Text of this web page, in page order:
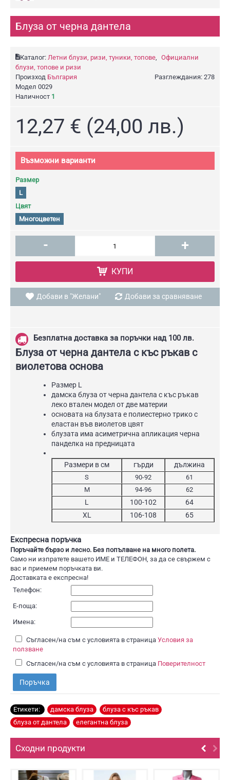
Блуза от черна дантела
Каталог: Летни блузи, ризи, туники, топове, Официални
блузи, топове и ризи
Разглеждания: 278
Произход България
Модел 0029
Наличност 1
12,27 € (24,00 лв.)
Възможни варианти
Размер
L
Цвят
Многоцветен
- +
КУПИ
Добави в "Желани" Добави за сравняване
Безплатна доставка за поръчки над 100 лв.
Блуза от черна дантела с къс ръкав с
виолетова основа
Размер L
дамска блуза от черна дантела с къс ръкав
леко втален модел от две материи
основата на блузата е полиестерно трико с
еластан във виолетов цвят
блузата има асиметрична апликация черна
панделка на предницата
Размери в см гърди дължина
S 90-92
61
M
94-96 62
L 100-102
64
XL
106-108 65
Експресна поръчка
Поръчайте бързо и лесно. Без попълване на много полета.
Само ни изпратете вашето ИМЕ и ТЕЛЕФОН, за да се свържем с
вас и приемем поръчката ви.
Доставката е експресна!
Телефон:
Е-поща:
Имена:
Съгласен/на съм с условията в страница Условия за
ползване
Съгласен/на съм с условията в страница Поверителност
Поръчка
Етикети: дамска блуза блуза с къс ръкав
блуза от дантела
елегантна блуза
Сходни продукти